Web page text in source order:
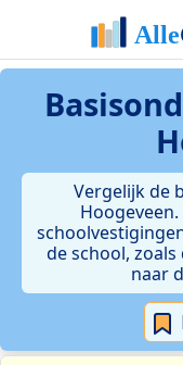
Vergelijk de
de school,
naar